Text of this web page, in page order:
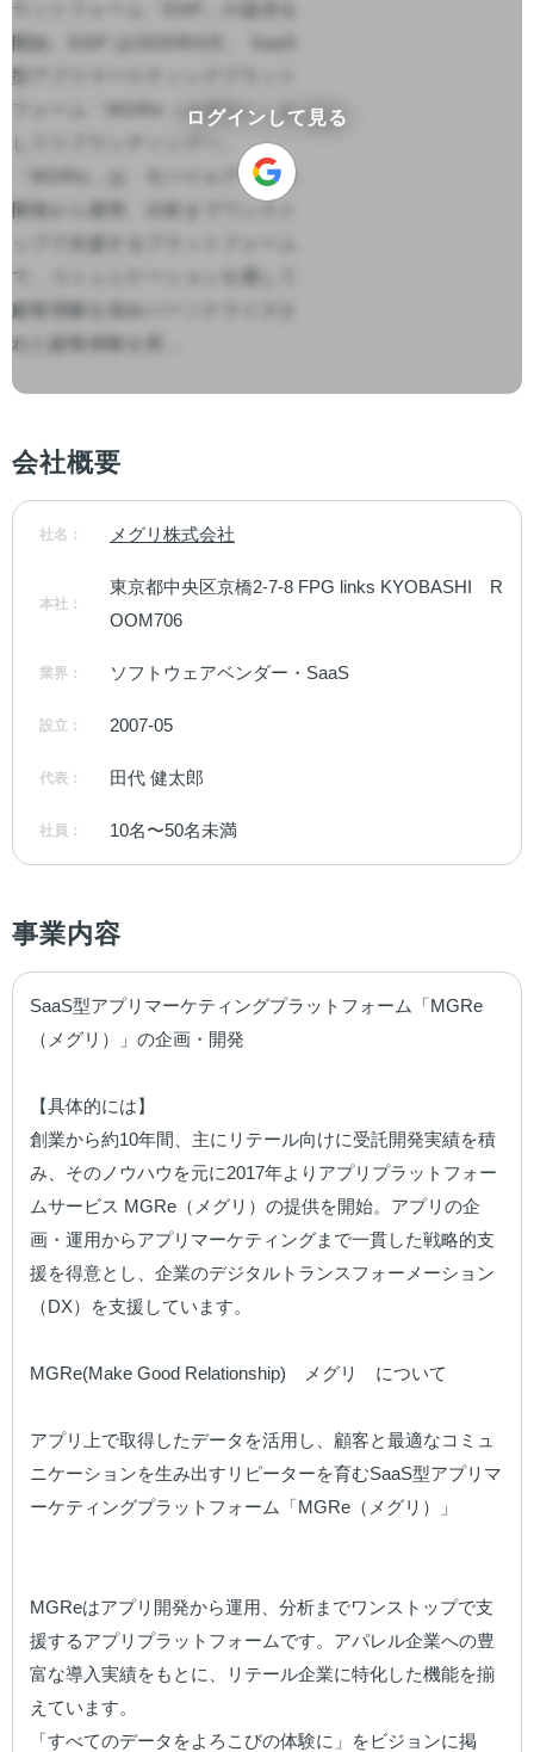
ラットフォーム「EAP」の提供を
開始。EAP は2020年6月、 SaaS
型アプリマーケティングプラット
フォーム「MGRe（メグリ）」と
してリブランディングへ。
「MGRe」は、モバイルアプリの
開発から運用、分析までワンスト
ップで支援するプラットフォーム
で、コミュニケーションを通して
顧客理解を深めパーソナライズさ
れた顧客体験を実...
ログインして見る
会社概要
社名： メグリ株式会社
本社：
東京都中央区京橋2-7-8 FPG links KYOBASHI　R
OOM706
業界： ソフトウェアベンダー・SaaS
設立： 2007-05
代表： 田代 健太郎
社員： 10名〜50名未満
事業内容
SaaS型アプリマーケティングプラットフォーム「MGRe
（メグリ）」の企画・開発
【具体的には】
創業から約10年間、主にリテール向けに受託開発実績を積
み、そのノウハウを元に2017年よりアプリプラットフォー
ムサービス MGRe（メグリ）の提供を開始。アプリの企
画・運用からアプリマーケティングまで一貫した戦略的支
援を得意とし、企業のデジタルトランスフォーメーション
（DX）を支援しています。
MGRe(Make Good Relationship)　メグリ　について
アプリ上で取得したデータを活用し、顧客と最適なコミュ
ニケーションを生み出すリピーターを育むSaaS型アプリマ
ーケティングプラットフォーム「MGRe（メグリ）」
MGReはアプリ開発から運用、分析までワンストップで支
援するアプリプラットフォームです。アパレル企業への豊
富な導入実績をもとに、リテール企業に特化した機能を揃
えています。
「すべてのデータをよろこびの体験に」をビジョンに掲